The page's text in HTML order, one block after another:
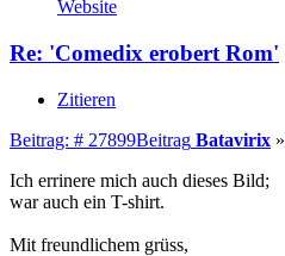
Website
Re: 'Comedix erobert Rom'
Zitieren
Beitrag: # 27899Beitrag Batavirix »
Ich errinere mich auch dieses Bild;
war auch ein T-shirt.
Mit freundlichem grüss,